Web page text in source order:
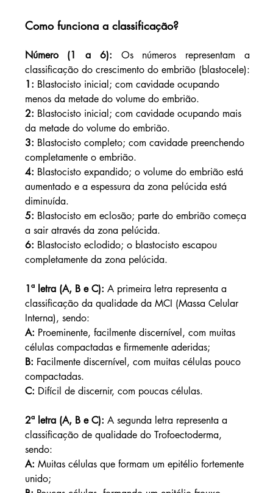
Como funciona a classificação?
Número (1 a 6): Os números representam a
classificação do crescimento do embrião (blastocele):
1: Blastocisto inicial; com cavidade ocupando
menos da metade do volume do embrião.
2: Blastocisto inicial; com cavidade ocupando mais
da metade do volume do embrião.
3: Blastocisto completo; com cavidade preenchendo
completamente o embrião.
4: Blastocisto expandido; o volume do embrião está
aumentado e a espessura da zona pelúcida está
diminuída.
5: Blastocisto em eclosão; parte do embrião começa
a sair através da zona pelúcida.
6: Blastocisto eclodido; o blastocisto escapou
completamente da zona pelúcida.
1ª letra (A, B e C): A primeira letra representa a
classificação da qualidade da MCI (Massa Celular
Interna), sendo:
A: Proeminente, facilmente discernível, com muitas
células compactadas e firmemente aderidas;
B: Facilmente discernível, com muitas células pouco
compactadas.
C: Difícil de discernir, com poucas células.
2ª letra (A, B e C): A segunda letra representa a
classificação de qualidade do Trofoectoderma,
sendo:
A: Muitas células que formam um epitélio fortemente
unido;